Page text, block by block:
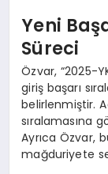
Yeni
Süreci
Özvar, “2025-
giriş başarı
belirlenmiştir.
sıralamasına
Ayrıca Özvar,
mağduriyete